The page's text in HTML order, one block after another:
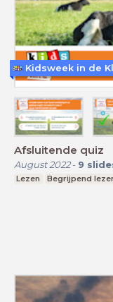
Afsluitende quiz
August 2022- 9
Lezen Begrijpend
Kidsweek in de